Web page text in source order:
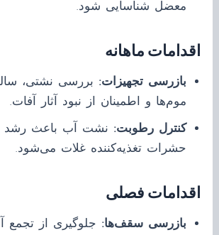
معضل شناسایی شود.
اقدامات ماهانه
بازرسی تجهیزات: بررسی نشتی،
موم‌ها و اطمینان از نبود آثار آفات.
کنترل رطوبت: نشت آب باعث رشد
حشرات تغذیه‌کننده غلات می‌شود.
اقدامات فصلی
بازرسی سقف‌ها: جلوگیری از تجمع